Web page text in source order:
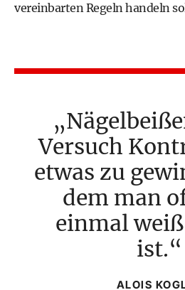
vereinbarten Regeln handeln
Versuch
etwas zu
dem man
einmal
ist.
ALOIS